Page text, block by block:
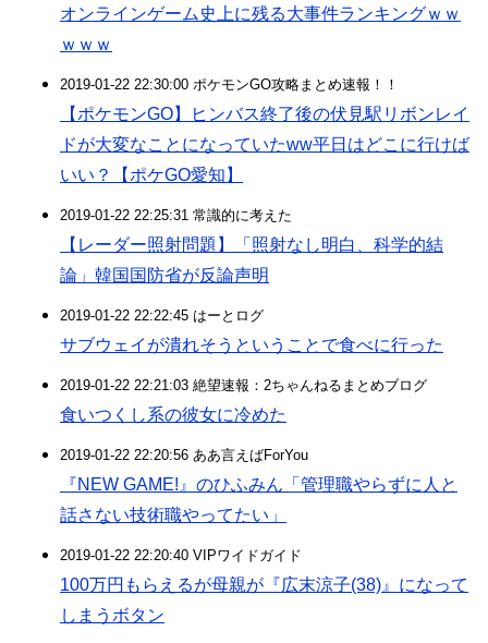
オンラインゲーム史上に残る大事件ランキングｗｗ
ｗｗｗ
2019-01-22 22:30:00 ポケモンGO攻略まとめ速報！！
【ポケモンGO】ヒンバス終了後の伏見駅リボンレイ
ドが大変なことになっていたww平日はどこに行けば
いい？【ポケGO愛知】
2019-01-22 22:25:31 常識的に考えた
【レーダー照射問題】「照射なし明白、科学的結
論」韓国国防省が反論声明
2019-01-22 22:22:45 はーとログ
サブウェイが潰れそうということで食べに行った
2019-01-22 22:21:03 絶望速報：2ちゃんねるまとめブログ
食いつくし系の彼女に冷めた
2019-01-22 22:20:56 ああ言えばForYou
『NEW GAME!』のひふみん「管理職やらずに人と
話さない技術職やってたい」
2019-01-22 22:20:40 VIPワイドガイド
100万円もらえるが母親が『広末涼子(38)』になって
しまうボタン